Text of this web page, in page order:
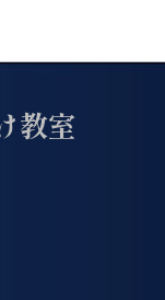
教室